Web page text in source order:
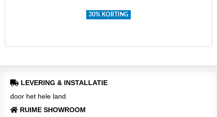
30% KORTING
LEVERING & INSTALLATIE
door het hele land
RUIME SHOWROOM